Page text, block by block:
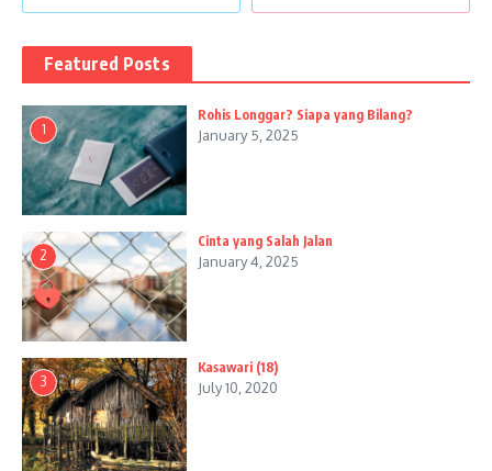
Featured Posts
1
Rohis Longgar? Siapa yang Bilang?
January 5, 2025
2
Cinta yang Salah Jalan
January 4, 2025
3
Kasawari (18)
July 10, 2020